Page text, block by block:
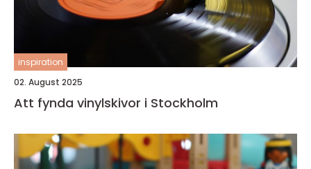
inspiration
02. August 2025
Att fynda vinylskivor i Stockholm